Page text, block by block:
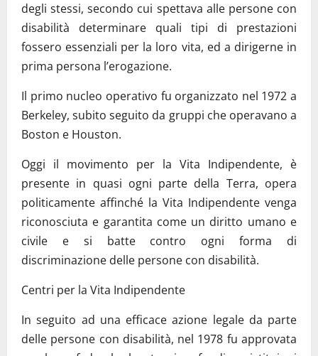
degli stessi, secondo cui spettava alle persone con
disabilità determinare quali tipi di prestazioni
fossero essenziali per la loro vita, ed a dirigerne in
prima persona l’erogazione.
Il primo nucleo operativo fu organizzato nel 1972 a
Berkeley, subito seguito da gruppi che operavano a
Boston e Houston.
Oggi il movimento per la Vita Indipendente, è
presente in quasi ogni parte della Terra, opera
politicamente affinché la Vita Indipendente venga
riconosciuta e garantita come un diritto umano e
civile e si batte contro ogni forma di
discriminazione delle persone con disabilità.
Centri per la Vita Indipendente
In seguito ad una efficace azione legale da parte
delle persone con disabilità, nel 1978 fu approvata